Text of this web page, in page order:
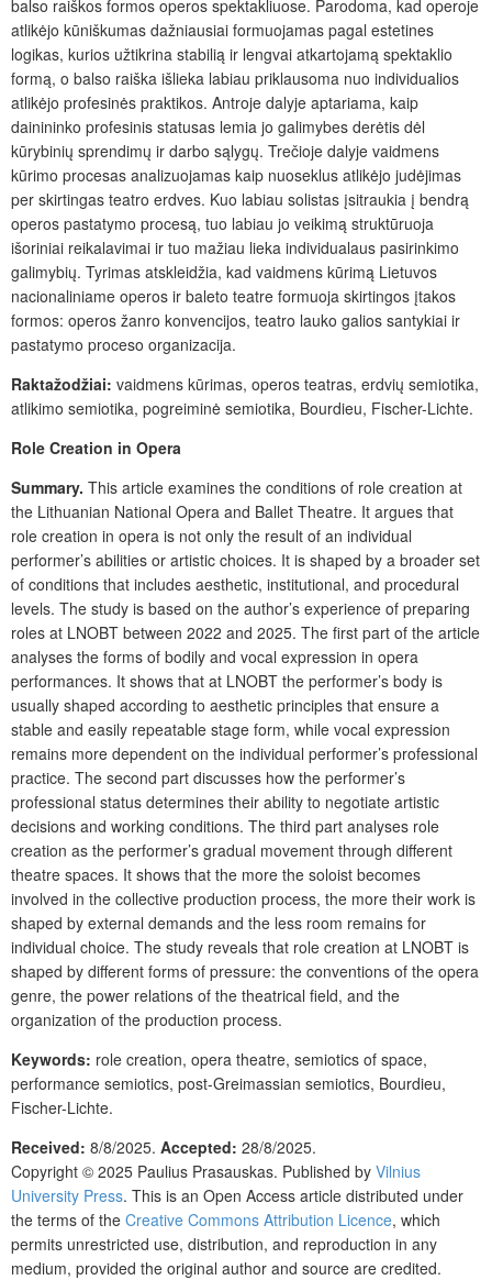
balso raiškos formos operos spektakliuose. Parodoma, kad operoje
atlikėjo kūniškumas dažniausiai formuojamas pagal estetines
logikas, kurios užtikrina stabilią ir lengvai atkartojamą spektaklio
formą, o balso raiška išlieka labiau priklausoma nuo individualios
atlikėjo profesinės praktikos. Antroje dalyje aptariama, kaip
dainininko profesinis statusas lemia jo galimybes derėtis dėl
kūrybinių sprendimų ir darbo sąlygų. Trečioje dalyje vaidmens
kūrimo procesas analizuojamas kaip nuoseklus atlikėjo judėjimas
per skirtingas teatro erdves. Kuo labiau solistas įsitraukia į bendrą
operos pastatymo procesą, tuo labiau jo veikimą struktūruoja
išoriniai reikalavimai ir tuo mažiau lieka individualaus pasirinkimo
galimybių. Tyrimas atskleidžia, kad vaidmens kūrimą Lietuvos
nacionaliniame operos ir baleto teatre formuoja skirtingos įtakos
formos: operos žanro konvencijos, teatro lauko galios santykiai ir
pastatymo proceso organizacija.
Raktažodžiai: vaidmens kūrimas, operos teatras, erdvių semiotika,
atlikimo semiotika, pogreiminė semiotika, Bourdieu, Fischer-Lichte.
Role Creation in Opera
Summary. This article examines the conditions of role creation at
the Lithuanian National Opera and Ballet Theatre. It argues that
role creation in opera is not only the result of an individual
performer’s abilities or artistic choices. It is shaped by a broader set
of conditions that includes aesthetic, institutional, and procedural
levels. The study is based on the author’s experience of preparing
roles at LNOBT between 2022 and 2025. The first part of the article
analyses the forms of bodily and vocal expression in opera
performances. It shows that at LNOBT the performer’s body is
usually shaped according to aesthetic principles that ensure a
stable and easily repeatable stage form, while vocal expression
remains more dependent on the individual performer’s professional
practice. The second part discusses how the performer’s
professional status determines their ability to negotiate artistic
decisions and working conditions. The third part analyses role
creation as the performer’s gradual movement through different
theatre spaces. It shows that the more the soloist becomes
involved in the collective production process, the more their work is
shaped by external demands and the less room remains for
individual choice. The study reveals that role creation at LNOBT is
shaped by different forms of pressure: the conventions of the opera
genre, the power relations of the theatrical field, and the
organization of the production process.
Keywords: role creation, opera theatre, semiotics of space,
performance semiotics, post-Greimassian semiotics, Bourdieu,
Fischer-Lichte.
Received: 8/8/2025. Accepted: 28/8/2025.
Copyright © 2025 Paulius Prasauskas. Published by Vilnius
University Press. This is an Open Access article distributed under
the terms of the Creative Commons Attribution Licence, which
permits unrestricted use, distribution, and reproduction in any
medium, provided the original author and source are credited.